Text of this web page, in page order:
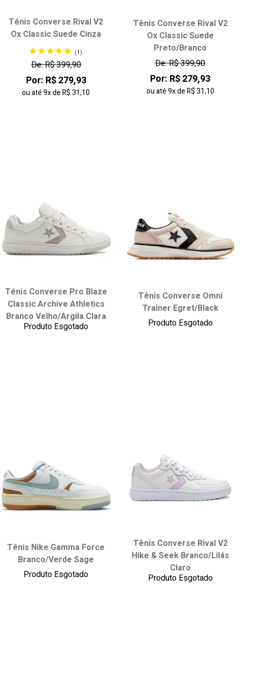
Escolha seu tamanho:
34 35
38
Escolha seu tamanho:
Tênis Converse Rival V2
Ox Classic Suede Cinza
(1)
De: R$ 399,90
Por: R$ 279,93
ou até9xdeR$ 31,10
Escolha seu tamanho:
34
35 36
37
39 40
Tênis Converse Rival V2
Ox Classic Suede
Preto/Branco
De: R$ 399,90
Por: R$ 279,93
ou até9xdeR$ 31,10
Escolha seu tamanho:
35
36 37
38
40 41
Tênis Converse Pro Blaze
Classic Archive Athletics
Branco Velho/Argila Clara
Produto Esgotado
Escolha seu tamanho:
34
35 36
37
38
39
Tênis Converse Omni
Trainer Egret/Black
Produto Esgotado
Escolha seu tamanho:
34
35 36
37
39 40
Tênis Nike Gamma Force
Branco/Verde Sage
Produto Esgotado
Tênis Converse Rival V2
Hike & Seek Branco/Lilás
Claro
Produto Esgotado